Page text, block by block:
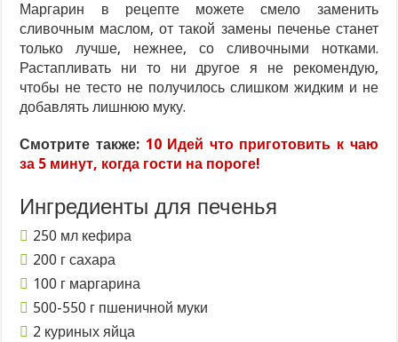
Маргарин в рецепте можете смело заменить
сливочным маслом, от такой замены печенье станет
только лучше, нежнее, со сливочными нотками.
Растапливать ни то ни другое я не рекомендую,
чтобы не тесто не получилось слишком жидким и не
добавлять лишнюю муку.
Смотрите также: 10 Идей что приготовить к чаю
за 5 минут, когда гости на пороге!
Ингредиенты для печенья
250 мл кефира
200 г сахара
100 г маргарина
500-550 г пшеничной муки
2 куриных яйца